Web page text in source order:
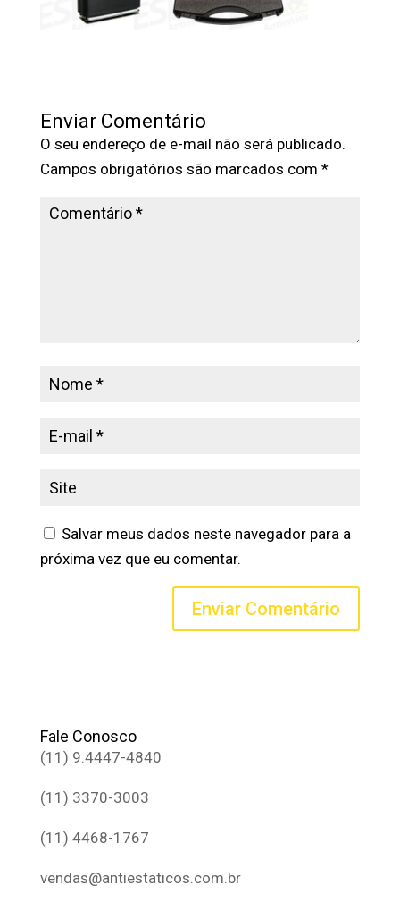
Enviar Comentário
O seu endereço de e-mail não será publicado.
Campos obrigatórios são marcados com *
Salvar meus dados neste navegador para a
próxima vez que eu comentar.
Fale Conosco
(11) 9.4447-4840
(11) 3370-3003
(11) 4468-1767
vendas@antiestaticos.com.br